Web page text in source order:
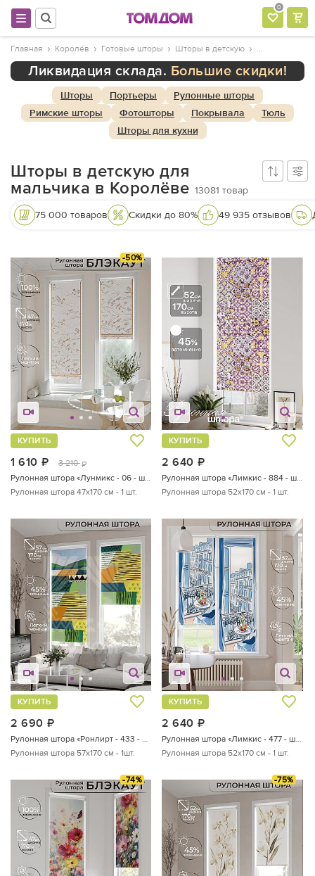
0
Главная Королёв Готовые шторы Шторы в детскую
Ликвидация склада. Большие скидки!
Шторы Портьеры
Рулонные шторы
Римские шторы
Фотошторы Покрывала
Тюль
Шторы для кухни
Шторы в детскую для
мальчика в Королёве 13081 товар
75 000 товаров Скидки до 80% 49 935 отзывов
-50%
1 610 руб.
3 210 руб.
КУПИТЬ
Рулонная штора 47х170 см - 1 шт.
2 640
КУПИТЬ
Рулонная штора 52х170 см - 1 шт.
2 690
КУПИТЬ
Рулонная штора 57х170 см - 1шт.
2 640
КУПИТЬ
Рулонная штора 52х170 см - 1 шт.
-74% -75%